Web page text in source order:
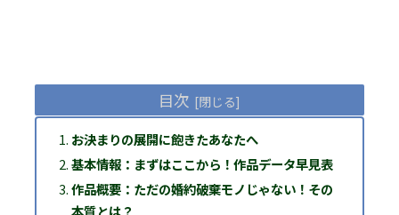
目次
お決まりの展開に飽きたあなたへ
基本情報：まずはここから！作品データ早見表
作品概要：ただの婚約破棄モノじゃない！その
本質とは？